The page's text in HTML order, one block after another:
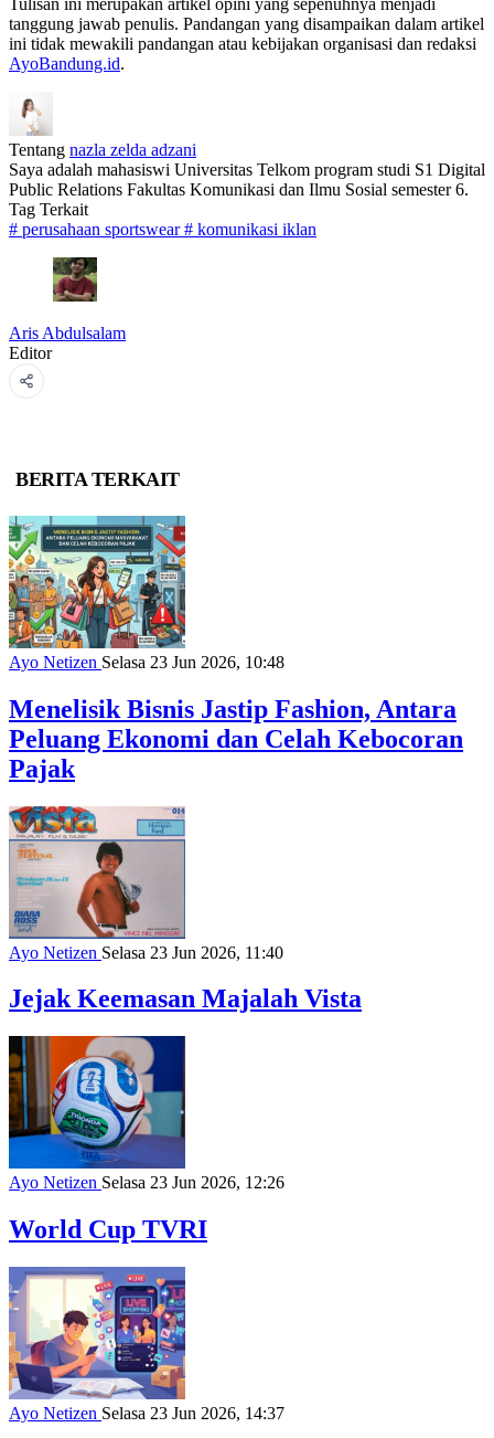
Tulisan ini merupakan artikel opini yang sepenuhnya menjadi
tanggung jawab penulis. Pandangan yang disampaikan dalam artikel
ini tidak mewakili pandangan atau kebijakan organisasi dan redaksi
AyoBandung.id.
Tentang nazla zelda adzani
Saya adalah mahasiswi Universitas Telkom program studi S1 Digital
Public Relations Fakultas Komunikasi dan Ilmu Sosial semester 6.
Tag Terkait
# perusahaan sportswear# komunikasi iklan
Aris Abdulsalam
Editor
BERITA TERKAIT
Ayo Netizen Selasa 23 Jun 2026, 10:48
Menelisik Bisnis Jastip Fashion, Antara
Peluang Ekonomi dan Celah Kebocoran
Pajak
Ayo Netizen Selasa 23 Jun 2026, 11:40
Jejak Keemasan Majalah Vista
Ayo Netizen Selasa 23 Jun 2026, 12:26
World Cup TVRI
Ayo Netizen Selasa 23 Jun 2026, 14:37